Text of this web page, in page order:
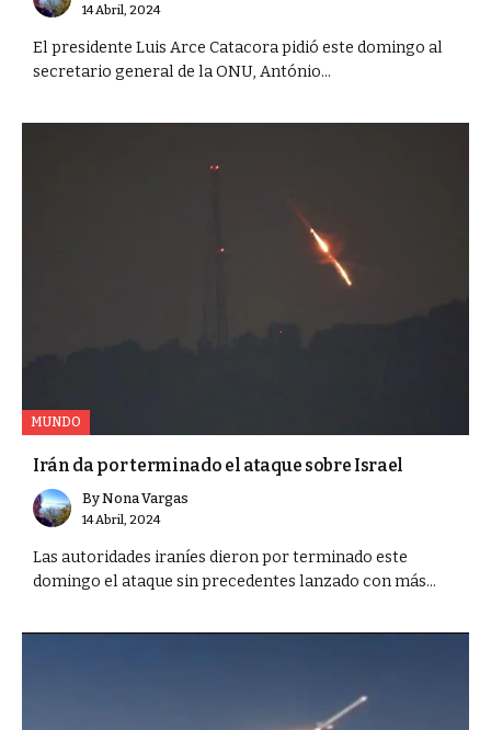
14 Abril, 2024
El presidente Luis Arce Catacora pidió este domingo al
secretario general de la ONU, António...
MUNDO
Irán da por terminado el ataque sobre Israel
ByNona Vargas
14 Abril, 2024
Las autoridades iraníes dieron por terminado este
domingo el ataque sin precedentes lanzado con más...